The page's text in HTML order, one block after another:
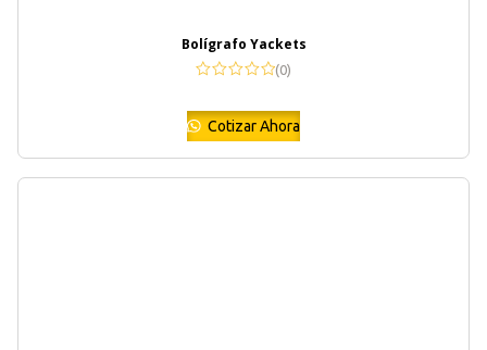
Bolígrafo Yackets
(0)
Cotizar Ahora